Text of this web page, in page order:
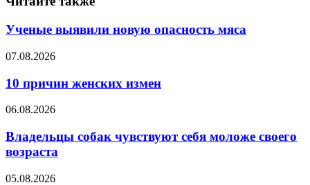
Ученые выявили новую опасность мяса
07.08.2026
10 причин женских измен
06.08.2026
Владельцы собак чувствуют себя моложе своего
возраста
05.08.2026